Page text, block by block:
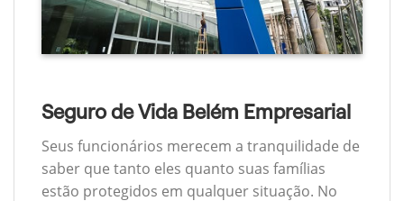
Seguro de Vida Belém Empresarial
Seus funcionários merecem a tranquilidade de
saber que tanto eles quanto suas famílias
estão protegidos em qualquer situação. No